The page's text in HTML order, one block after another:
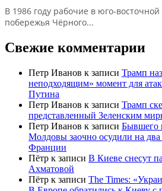
В 1986 году рабочие в юго-
побережья Чёрного...
Свежие комментарии
Петр Иванов к записи Трамп
неподходящим» момент для
Путина
Петр Иванов к записи Трамп
представленный Зеленским
Петр Иванов к записи Бывшего
Молдовы заочно осудили на
Франции
Пётр к записи В Киеве снесут
Ахматовой
Пётр к записи Тhe Times: